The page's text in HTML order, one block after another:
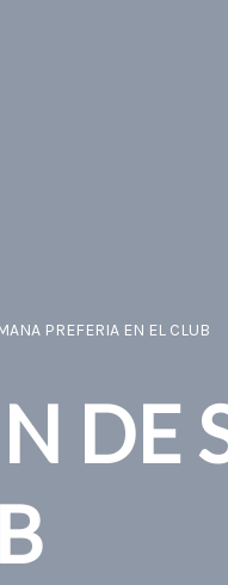
PREFERIA EN EL CLUB
DE